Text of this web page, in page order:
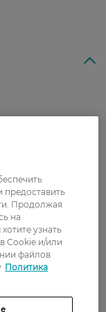
бесплатно
предоставить
Продолжая
на
узнать
Cookie и/или
файлов
Политика